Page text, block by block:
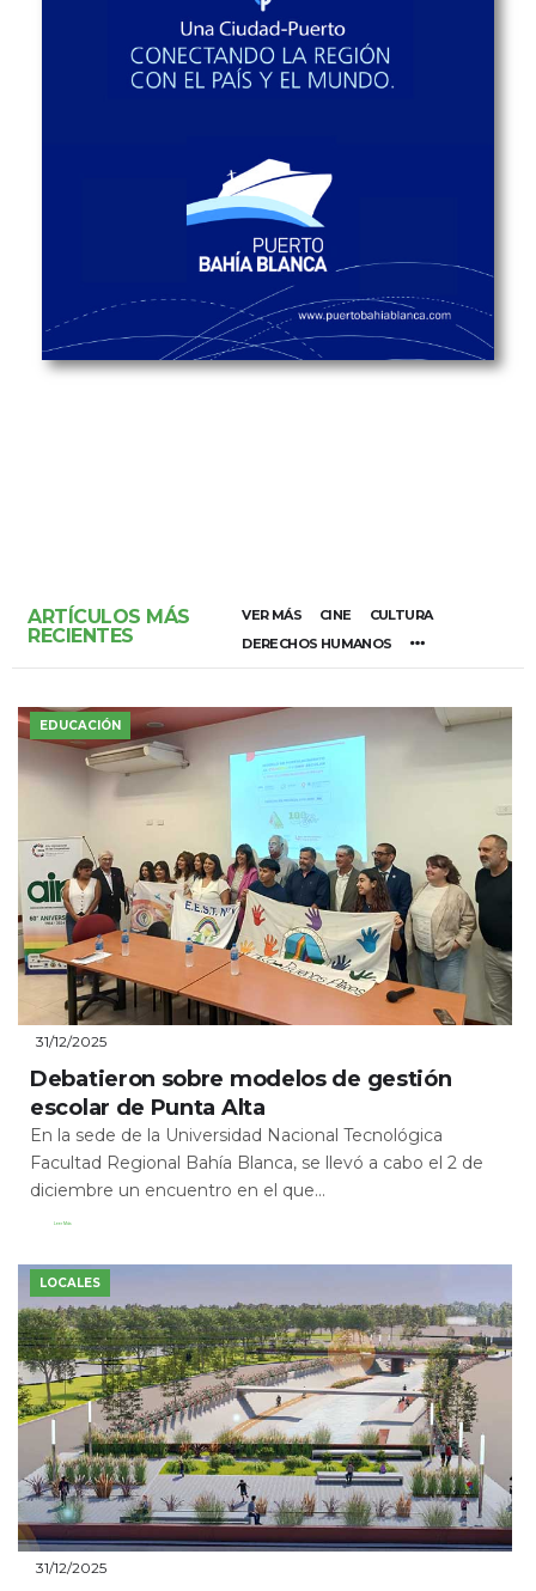
ARTÍCULOS MÁS
RECIENTES
VER MÁS CINE
CULTURA
DERECHOS HUMANOS
EDUCACIÓN
31/12/2025
Debatieron sobre modelos de gestión
escolar de Punta Alta
En la sede de la Universidad Nacional Tecnológica
Facultad Regional Bahía Blanca, se llevó a cabo el 2 de
diciembre un encuentro en el que...
Leer Más
LOCALES
31/12/2025